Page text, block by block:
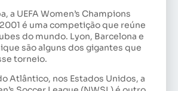
a UEFA Women’s Champions
é uma competição que reúne
do mundo. Lyon, Barcelona e
são alguns dos gigantes que
torneio.
Atlântico, nos Estados Unidos, a